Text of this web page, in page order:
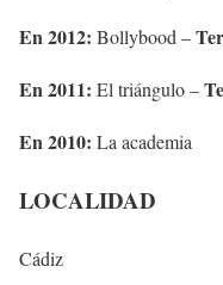
En 2012: Bollybood –
En 2011: El triángulo –
En 2010: La academia
LOCALIDAD
Cádiz